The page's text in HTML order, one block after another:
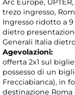
Arc Europe,
trezo ingresso,
Ingresso ridotto a
dietro
Generali Italia
Agevolazioni:
offerta 2x1 sul
possesso di un
Frecciabianca), in
destinazione